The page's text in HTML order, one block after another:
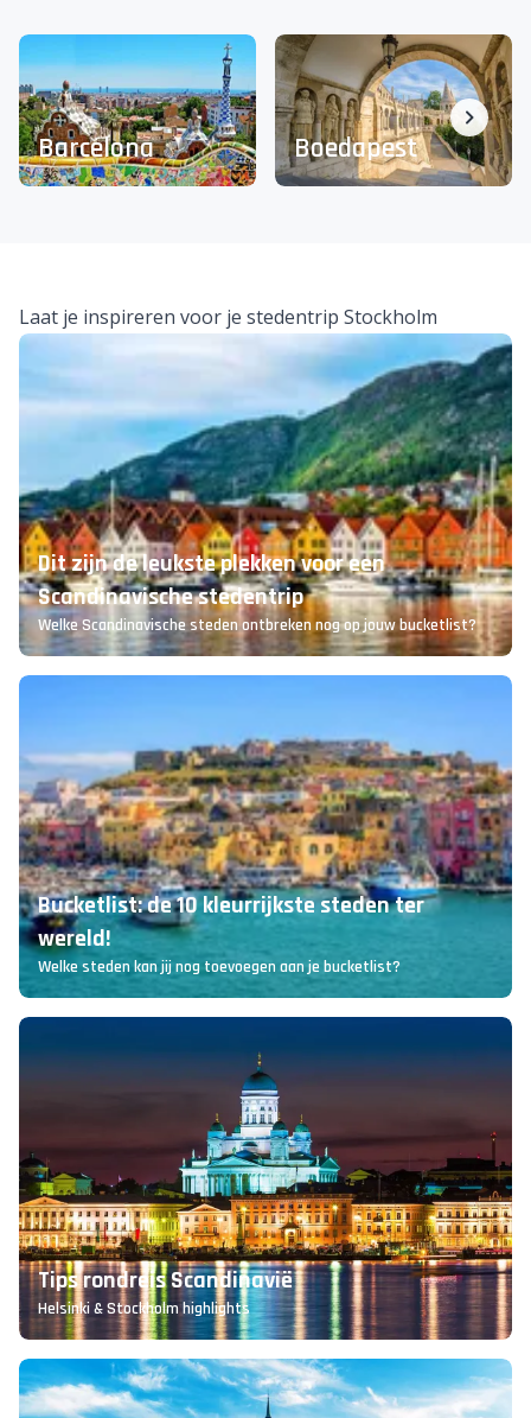
Waar ligt Stockholm?
Barcelona Boedapest
Laat je inspireren voor je stedentrip Stockholm
Dit zijn de leukste plekken voor een
Scandinavische stedentrip
Welke Scandinavische steden ontbreken nog op jouw bucketlist?
Bucketlist: de 10 kleurrijkste steden ter
wereld!
Welke steden kan jij nog toevoegen aan je bucketlist?